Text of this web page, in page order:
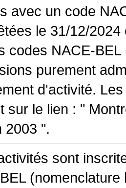
avec un code
le 31/12/
codes NACE-
purement
d'activité.
sur le lien : "
2003 ".
sont